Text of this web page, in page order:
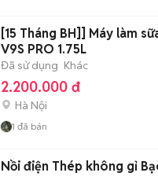
[15 Tháng BH]] Máy làm
V9S PRO 1.75L
Đã sử dụng Khác
2.200.000 đ
Hà Nội
1 đã bán
Nồi điện Thép không gỉ